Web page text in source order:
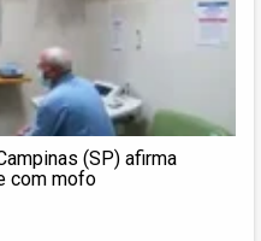
(SP) afirma
com mofo